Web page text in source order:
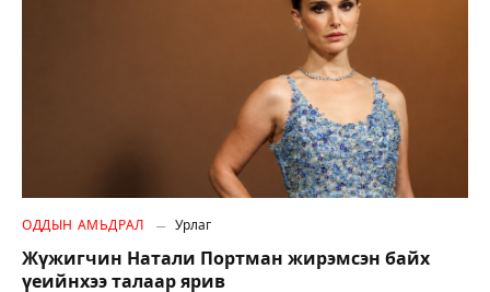
ОДДЫН АМЬДРАЛ Урлаг
Жүжигчин Натали Портман жирэмсэн байх
үеийнхээ талаар ярив